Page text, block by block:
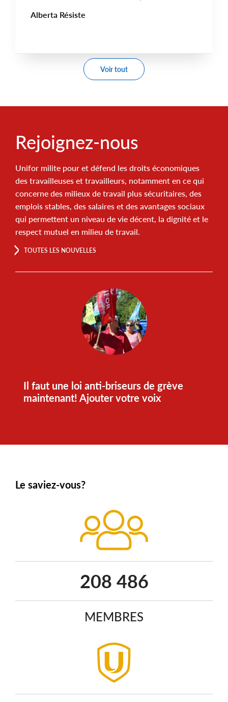
Alberta Résiste
Voir tout
Rejoignez-nous
Unifor milite pour et défend les droits économiques
des travailleuses et travailleurs, notamment en ce qui
concerne des milieux de travail plus sécuritaires, des
emplois stables, des salaires et des avantages sociaux
qui permettent un niveau de vie décent, la dignité et le
respect mutuel en milieu de travail.
TOUTES LES NOUVELLES
Il faut une loi anti-briseurs de grève
maintenant! Ajouter votre voix
Le saviez-vous?
MEMBRES
267 534